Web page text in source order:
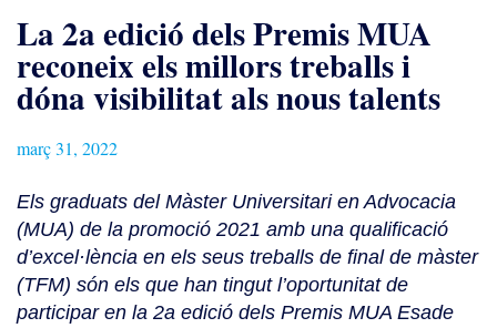
La 2a edició dels Premis MUA
reconeix els millors treballs i
dóna visibilitat als nous talents
març 31, 2022
Els graduats del Màster Universitari en Advocacia
(MUA) de la promoció 2021 amb una qualificació
d’excel·lència en els seus treballs de final de màster
(TFM) són els que han tingut l’oportunitat de
participar en la 2a edició dels Premis MUA Esade